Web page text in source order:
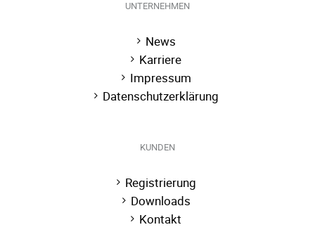
UNTERNEHMEN
News
Karriere
Impressum
Datenschutzerklärung
KUNDEN
Registrierung
Downloads
Kontakt